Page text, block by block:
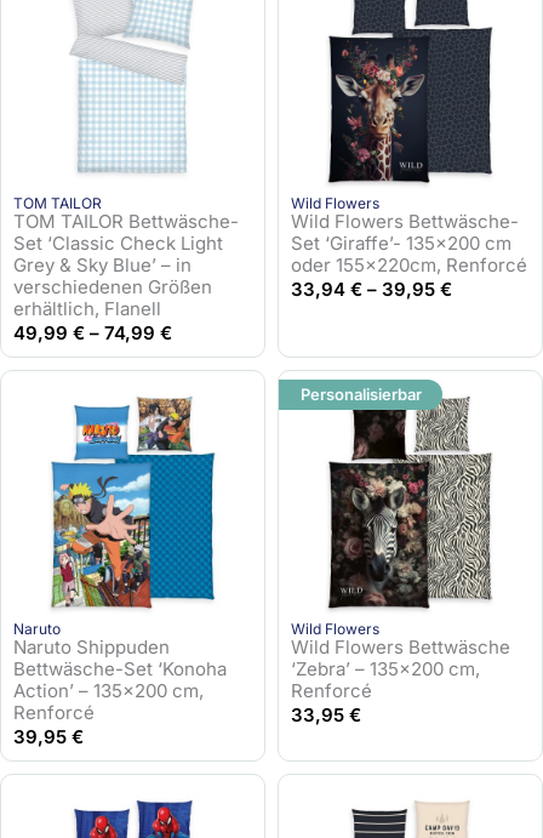
r
:
3
9
,
9
€
9
5
€
.
TOM TAILOR
TOM TAILOR Bettwäsche-
Set ‘Classic Check Light
Grey & Sky Blue’ – in
verschiedenen Größen
erhältlich, Flanell
49,99 € – 74,99 €
Wild Flowers
Wild Flowers Bettwäsche-
Set ‘Giraffe’- 135×200 cm
oder 155x220cm, Renforcé
33,94 € – 39,95 €
Naruto
Naruto Shippuden
Bettwäsche-Set ‘Konoha
Action’ – 135×200 cm,
Renforcé
39,95 €
Wild Flowers
Wild Flowers Bettwäsche
‘Zebra’ – 135×200 cm,
Renforcé
33,95 €
Personalisierbar